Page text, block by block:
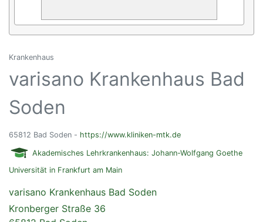
Krankenhaus
varisano Krankenhaus Bad
Soden
65812 Bad Soden - https://www.kliniken-mtk.de
Akademisches Lehrkrankenhaus: Johann-Wolfgang Goethe
Universität in Frankfurt am Main
varisano Krankenhaus Bad Soden
Kronberger Straße 36